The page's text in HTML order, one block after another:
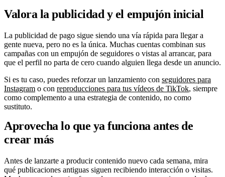
Valora la publicidad y el empujón inicial
La publicidad de pago sigue siendo una vía rápida para llegar a
gente nueva, pero no es la única. Muchas cuentas combinan sus
campañas con un empujón de seguidores o vistas al arrancar, para
que el perfil no parta de cero cuando alguien llega desde un anuncio.
Si es tu caso, puedes reforzar un lanzamiento con seguidores para
Instagram o con reproducciones para tus vídeos de TikTok, siempre
como complemento a una estrategia de contenido, no como
sustituto.
Aprovecha lo que ya funciona antes de
crear más
Antes de lanzarte a producir contenido nuevo cada semana, mira
qué publicaciones antiguas siguen recibiendo interacción o visitas.